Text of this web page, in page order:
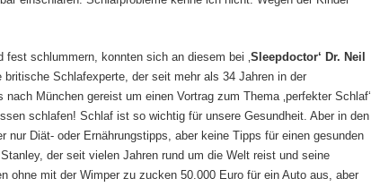
schlummern, konnten sich an diesem bei ‚Sleepdoctor‘ Dr. Neil
Schlafexperte, der seit mehr als 34 Jahren in der
München gereist um einen Vortrag zum Thema ‚perfekter Schlaf‘
schlafen! Schlaf ist so wichtig für unsere Gesundheit. Aber in den
nur Diät- oder Ernährungstipps, aber keine Tipps für einen gesunden
der seit vielen Jahren rund um die Welt reist und seine
ohne mit der Wimper zu zucken 50.000 Euro für ein Auto aus, aber